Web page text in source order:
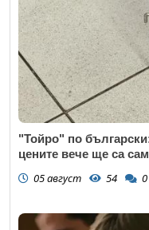
"Тойро" по
цените вече ще са
05 август 54 0